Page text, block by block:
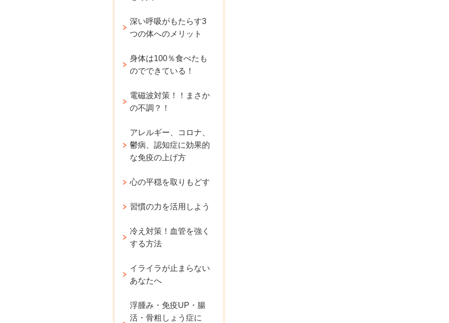
深い呼吸がもたらす3
つの体へのメリット
身体は100％食べたも
のでできている！
電磁波対策！！まさか
の不調？！
アレルギー、コロナ、
鬱病、認知症に効果的
な免疫の上げ方
心の平穏を取りもどす
習慣の力を活用しよう
冷え対策！血管を強く
する方法
イライラが止まらない
あなたへ
浮腫み・免疫UP・腸
活・骨粗しょう症に